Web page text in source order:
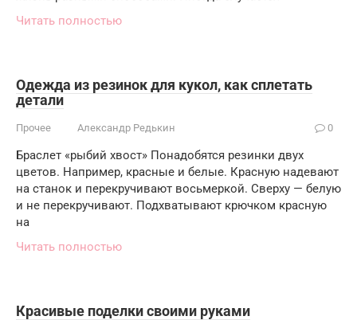
Читать полностью
Одежда из резинок для кукол, как сплетать
детали
Прочее Александр Редькин 0
Браслет «рыбий хвост» Понадобятся резинки двух
цветов. Например, красные и белые. Красную надевают
на станок и перекручивают восьмеркой. Сверху — белую
и не перекручивают. Подхватывают крючком красную
на
Читать полностью
Красивые поделки своими руками